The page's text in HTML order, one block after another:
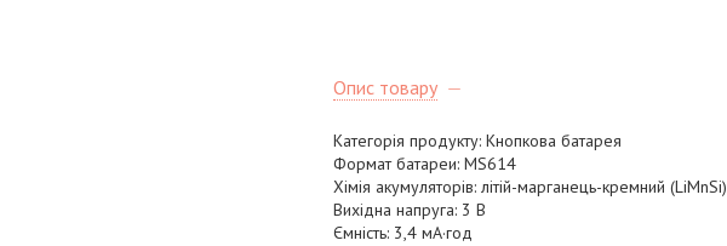
Опис товару
Категорія продукту: Кнопкова батарея
Формат батареи: MS614
Хімія акумуляторів: літій-марганець-кремний (LiMnSi)
Вихідна напруга: 3 В
Ємність: 3,4 мА·год